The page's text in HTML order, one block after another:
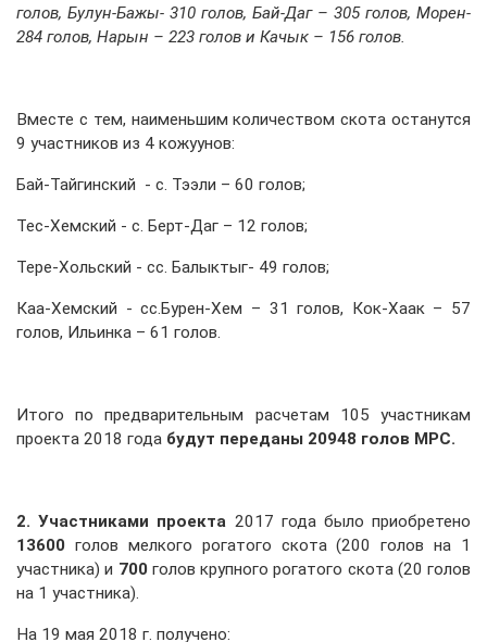
голов, Булун-Бажы- 310 голов, Бай-Даг – 305 голов, Морен-
284 голов, Нарын – 223 голов и Качык – 156 голов.
Вместе с тем, наименьшим количеством скота останутся
9 участников из 4 кожуунов:
Бай-Тайгинский - с. Тээли – 60 голов;
Тес-Хемский - с. Берт-Даг – 12 голов;
Тере-Хольский - сс. Балыктыг- 49 голов;
Каа-Хемский - сс.Бурен-Хем – 31 голов, Кок-Хаак – 57
голов, Ильинка – 61 голов.
Итого по предварительным расчетам 105 участникам
проекта 2018 года будут переданы 20948 голов МРС.
2. Участниками проекта 2017 года было приобретено
13600 голов мелкого рогатого скота (200 голов на 1
участника) и 700 голов крупного рогатого скота (20 голов
на 1 участника).
На 19 мая 2018 г. получено: